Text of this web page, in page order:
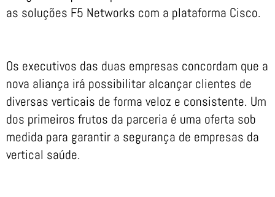
as soluções F5 Networks com a plataforma Cisco.
Os executivos das duas empresas concordam que a
nova aliança irá possibilitar alcançar clientes de
diversas verticais de forma veloz e consistente. Um
dos primeiros frutos da parceria é uma oferta sob
medida para garantir a segurança de empresas da
vertical saúde.